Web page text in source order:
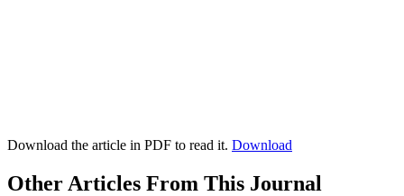
Download the article in PDF to read it. Download
Other Articles From This Journal